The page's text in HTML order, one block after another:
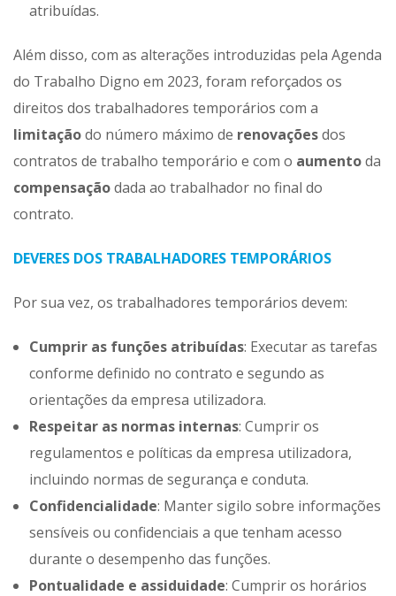
atribuídas.​
Além disso, com as alterações introduzidas pela Agenda
do Trabalho Digno em 2023, foram reforçados os
direitos dos trabalhadores temporários com a
limitaçãodo número máximo de renovaçõesdos
contratos de trabalho temporário e com o aumentoda
compensaçãodada ao trabalhador no final do
contrato.​
DEVERES DOS TRABALHADORES TEMPORÁRIOS
Por sua vez, os trabalhadores temporários devem:​
Cumprir as funções atribuídas: Executar as tarefas
conforme definido no contrato e segundo as
orientações da empresa utilizadora.​
Respeitar as normas internas: Cumprir os
regulamentos e políticas da empresa utilizadora,
incluindo normas de segurança e conduta.​
Confidencialidade: Manter sigilo sobre informações
sensíveis ou confidenciais a que tenham acesso
durante o desempenho das funções.​
Pontualidade e assiduidade: Cumprir os horários